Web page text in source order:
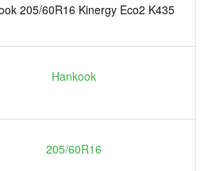
205/60R16 Kinergy Eco2 K435
Hankook
205/60R16